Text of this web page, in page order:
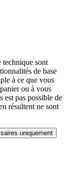
technique sont
de base
à ce que vous
ou à vous
est pas possible de
résultent ne sont
uniquement